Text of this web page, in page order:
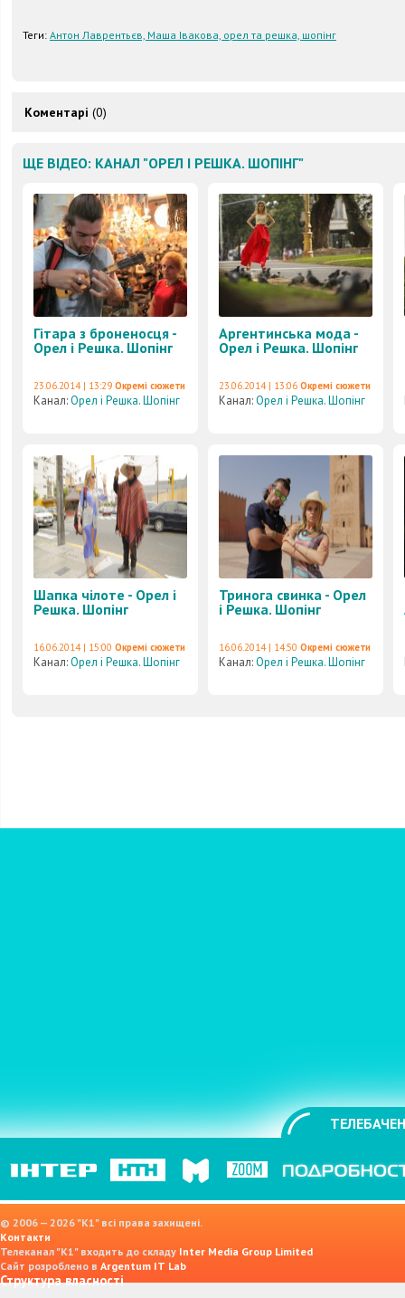
Теги: Антон Лаврентьєв, Маша Івакова, орел та решка, шопінг
Коментарі (0)
ЩЕ ВІДЕО: КАНАЛ "ОРЕЛ І РЕШКА. ШОПІНГ"
Гітара з броненосця -
Орел і Решка. Шопінг
23.06.2014 | 13:29 Окремі сюжети
Канал:Орел і Решка. Шопінг
Аргентинська мода -
Орел і Решка. Шопінг
23.06.2014 | 13:06 Окремі сюжети
Канал:Орел і Решка. Шопінг
Шапка чілоте - Орел і
Решка. Шопінг
16.06.2014 | 15:00 Окремі сюжети
Канал:Орел і Решка. Шопінг
Тринога свинка - Орел
і Решка. Шопінг
16.06.2014 | 14:50 Окремі сюжети
Канал:Орел і Решка. Шопінг
© 2006 — 2026 "K1" всі права захищені.
Контакти
Телеканал "К1" входить до складу Inter Media Group Limited
Сайт розроблено в Argentum IT Lab
Структура власності